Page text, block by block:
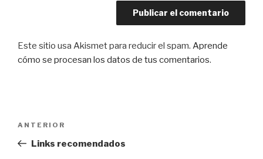
Este sitio usa Akismet para reducir el spam. Aprende
cómo se procesan los datos de tus comentarios.
entradas
Entrada
anterior:
ANTERIOR
Links recomendados